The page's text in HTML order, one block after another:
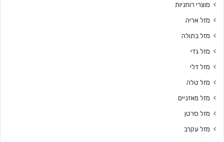
מוצרי רוחניות
מזל אריה
מזל בתולה
מזל גדי
מזל דלי
מזל טלה
מזל מאזניים
מזל סרטן
מזל עקרב